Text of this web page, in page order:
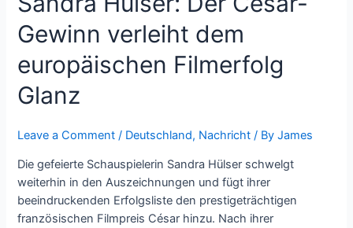
Gewinn verleiht dem
europäischen Filmerfolg
Glanz
Leave a Comment / Deutschland, Nachricht / ByJames
Die gefeierte Schauspielerin Sandra Hülser schwelgt
weiterhin in den Auszeichnungen und fügt ihrer
beeindruckenden Erfolgsliste den prestigeträchtigen
französischen Filmpreis César hinzu. Nach ihrer